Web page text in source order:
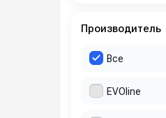
Производитель
Все
EVOline